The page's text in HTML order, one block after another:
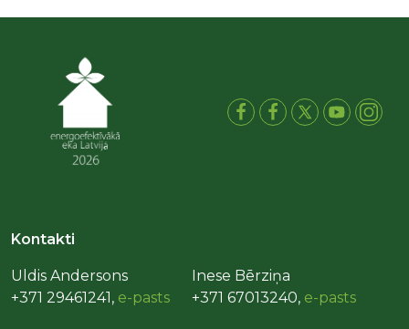
Kontakti
Uldis Andersons
+371 29461241, e-pasts
Inese Bērziņa
+371 67013240, e-pasts